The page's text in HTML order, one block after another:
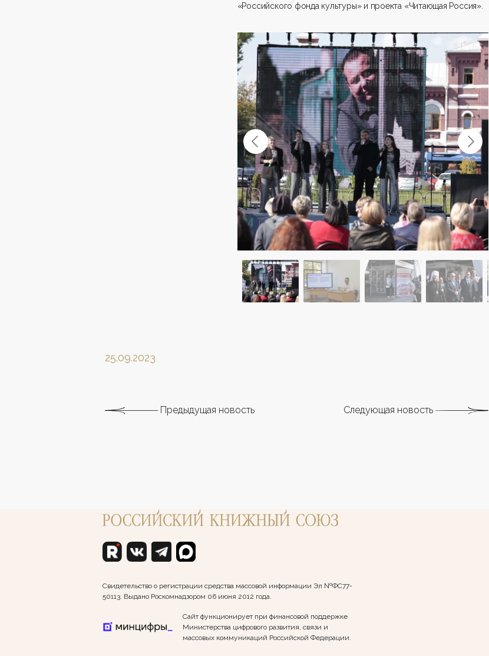
«Российского фонда культуры» и проекта «Читающая Россия».
25.09.2023
Предыдущая новость Следующая новость
Свидетельство о регистрации средства массовой информации Эл №ФС77-
50113. Выдано Роскомнадзором 06 июня 2012 года.
Сайт функционирует при финансовой поддержке
Министерства цифрового развития, связи и
массовых коммуникаций Российской Федерации.